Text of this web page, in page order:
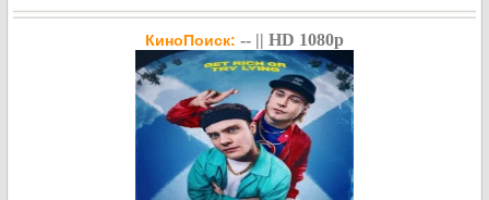
КиноПоиск: -- || HD 1080p